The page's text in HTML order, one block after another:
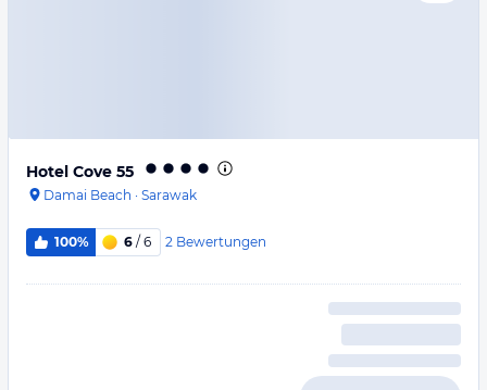
Hotel Cove 55
Damai Beach · Sarawak
100% 6 / 6 2 Bewertungen